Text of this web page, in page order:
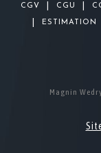
CGV CGU
ESTIMATION
Magnin